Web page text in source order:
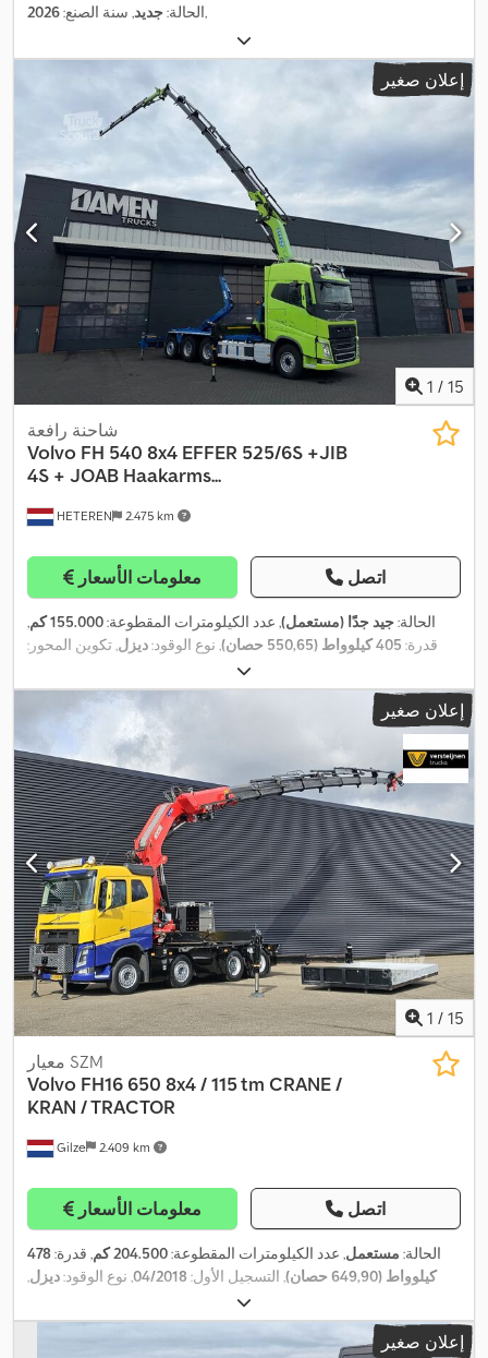
الحالة:جديد, سنة الصنع:2026 ,
إعلان صغير
1 / 15
HETEREN 2.475 km
شاحنة رافعة
Volvo FH 540 8x4 EFFER 525/6S +JIB
4S + JOAB Haakarms...
معلومات الأسعار اتصل
الحالة:جيد جدًا (مستعمل), عدد الكيلومترات المقطوعة:155.000 كم
,
قدرة: 405 كيلوواط (550,65 حصان) , نوع الوقود:ديزل, تكوين المحور:
كبح المحرك
التروس:تلقائي, فئة الانبعاثات:يورو 6 , تعليق:هواء, سنة الصنع:2016
,
ساعات التشغيل:
, معدات: ضوضاء منخفضة, نظام الفرامل
إعلان صغير
1 / 15
Gilze 2.409 km
معيار SZM
Volvo FH16 650 8x4 / 115 tm CRANE /
KRAN / TRACTOR
معلومات الأسعار اتصل
الحالة: مستعمل, عدد الكيلومترات المقطوعة:204.500 كم , قدرة:478
كيلوواط (649,90 حصان)
, التسجيل الأول: 04/2018, نوع الوقود:ديزل,
, تكوين المحور:
مم, وقود:ديزل, فرامل:كبح المحرك, لون:أصفر, كابينة السائق:كابينة
نوم , نوع التروس:تلقائي, فئة الانبعاثات:يورو 6 إعلان صغير